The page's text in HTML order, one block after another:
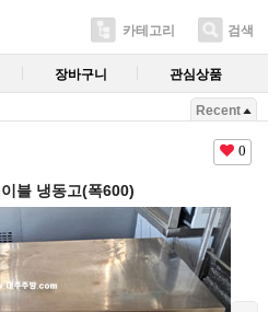
카테고리 검색
장바구니 관심상품
Recent
0
블 냉동고(폭600)